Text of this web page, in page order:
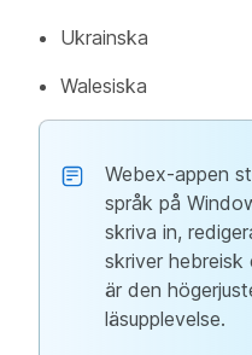
Ukrainska
Walesiska
Webex-appen
språk på
skriva in,
skriver hebreisk
är den
läsupplevelse.